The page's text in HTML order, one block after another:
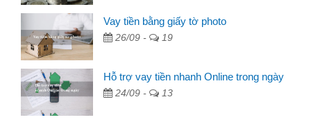
Vay tiền bằng giấy tờ photo
26/09 - 19
Hỗ trợ vay tiền nhanh Online trong ngày
24/09 - 13